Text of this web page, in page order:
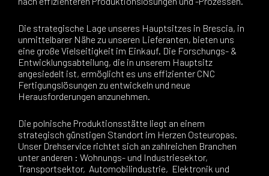
Die strategische Lage unseres Hauptsitzes in Brescia, in
unmittelbarer Nähe zu unseren Lieferanten, bieten uns
eine große Vielseitigkeit im Einkauf. Die Forschungs- &
Entwicklungsabteilung, die in unserem Hauptsitz
angesiedelt ist, ermöglicht es uns effizienter CNC
Fertigungslösungen zu entwickeln und neue
Herausforderungen anzunehmen.
Die polnische Produktionsstätte liegt an einem
strategisch günstigen Standort im Herzen Osteuropas.
Unser Drehservice richtet sich an zahlreichen Branchen
unter anderen : Wohnungs- und Industriesektor,
Transportsektor, Automobilindustrie, Elektronik und